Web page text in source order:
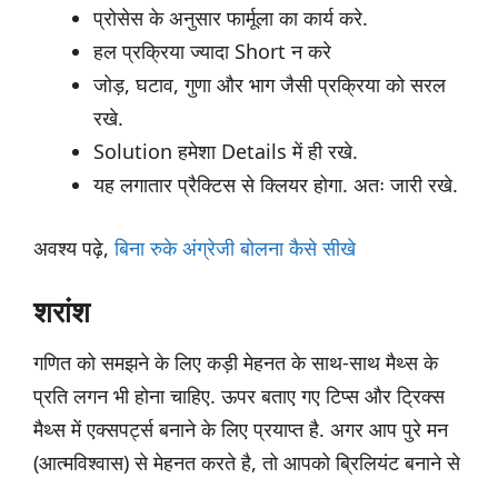
प्रोसेस के अनुसार फार्मूला का कार्य करे.
हल प्रक्रिया ज्यादा Short न करे
जोड़, घटाव, गुणा और भाग जैसी प्रक्रिया को सरल
रखे.
Solution हमेशा Details में ही रखे.
यह लगातार प्रैक्टिस से क्लियर होगा. अतः जारी रखे.
अवश्य पढ़े,बिना रुके अंग्रेजी बोलना कैसे सीखे
शरांश
गणित को समझने के लिए कड़ी मेहनत के साथ-साथ मैथ्स के
प्रति लगन भी होना चाहिए. ऊपर बताए गए टिप्स और ट्रिक्स
मैथ्स में एक्सपर्ट्स बनाने के लिए प्रयाप्त है. अगर आप पुरे मन
(आत्मविश्वास) से मेहनत करते है, तो आपको ब्रिलियंट बनाने से